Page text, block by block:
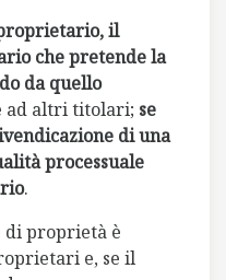
il
che pretende la
da quello
ad altri titolari; se
di una
processuale
.
proprietà è
e, se il